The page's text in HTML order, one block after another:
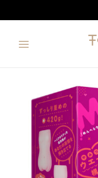
至
MENHERA-